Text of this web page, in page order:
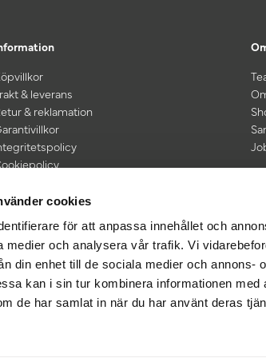
cookies
för att anpassa innehållet och
medier och analysera vår trafik. Vi
din enhet till de sociala medier och annons-
kan i sin tur kombinera informationen med
de har samlat in när du har använt deras
& leverans
& reklamation